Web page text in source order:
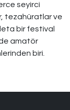
seyirci
tezahüratlar ve
bir festival
amatör
biri.